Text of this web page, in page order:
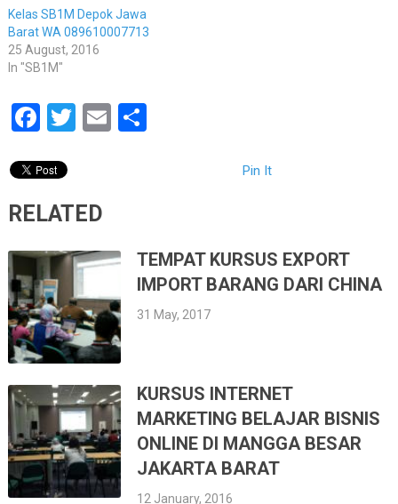
Kelas SB1M Depok Jawa
Barat WA 089610007713
25 August, 2016
In "SB1M"
Facebook
Twitter
EmailShare
Pin It
RELATED
TEMPAT KURSUS EXPORT
IMPORT BARANG DARI CHINA
31 May, 2017
KURSUS INTERNET
MARKETING BELAJAR BISNIS
ONLINE DI MANGGA BESAR
JAKARTA BARAT
12 January, 2016